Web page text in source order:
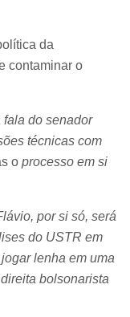
da
contaminar o
fala do senador
técnicas com
o processo em si
por si só, será
do USTR em
lenha em uma
bolsonarista